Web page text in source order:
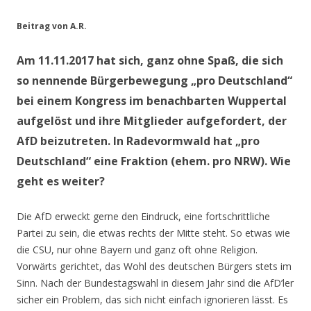
Beitrag von A.R.
Am 11.11.2017 hat sich, ganz ohne Spaß, die sich
so nennende Bürgerbewegung „pro Deutschland“
bei einem Kongress im benachbarten Wuppertal
aufgelöst und ihre Mitglieder aufgefordert, der
AfD beizutreten. In Radevormwald hat „pro
Deutschland“ eine Fraktion (ehem. pro NRW). Wie
geht es weiter?
Die AfD erweckt gerne den Eindruck, eine fortschrittliche
Partei zu sein, die etwas rechts der Mitte steht. So etwas wie
die CSU, nur ohne Bayern und ganz oft ohne Religion.
Vorwärts gerichtet, das Wohl des deutschen Bürgers stets im
Sinn. Nach der Bundestagswahl in diesem Jahr sind die AfD’ler
sicher ein Problem, das sich nicht einfach ignorieren lässt. Es